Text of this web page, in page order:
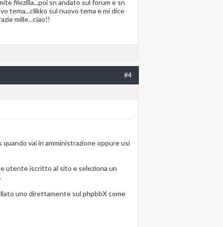
filezilla...poi sn andato sul forum e sn
tema...clikko sul nuovo tema e mi dice
mille...ciao!!
#4
vai in amministrazione oppure usi
utente iscritto al sito e seleziona un
uno direttamente sul phpbbX come